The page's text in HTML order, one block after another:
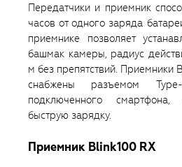
Передатчики и приемник
часов от одного заряда
приемнике позволяет
башмак камеры, радиус
м без препятствий. Приемники
снабжены разъемом
подключенного
быструю зарядку.
Приемник Blink100 RX